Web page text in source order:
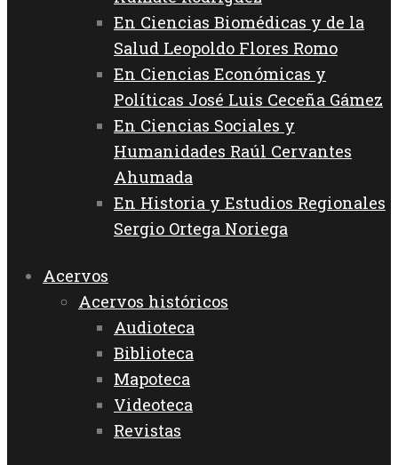
En Ciencias Biomédicas y de la
Salud Leopoldo Flores Romo
En Ciencias Económicas y
Políticas José Luis Ceceña Gámez
En Ciencias Sociales y
Humanidades Raúl Cervantes
Ahumada
En Historia y Estudios Regionales
Sergio Ortega Noriega
Acervos
Acervos históricos
Audioteca
Biblioteca
Mapoteca
Videoteca
Revistas